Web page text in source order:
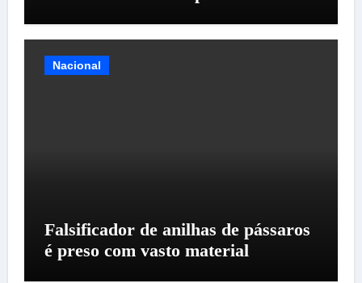
Nacional
Falsificador de anilhas de pássaros
é preso com vasto material